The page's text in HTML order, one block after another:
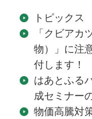
トピックス
「クビアカ
物）」に注
付します！
はあとふる
成セミナー
物価高騰対